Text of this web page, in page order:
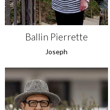
Ballin Pierrette
Joseph